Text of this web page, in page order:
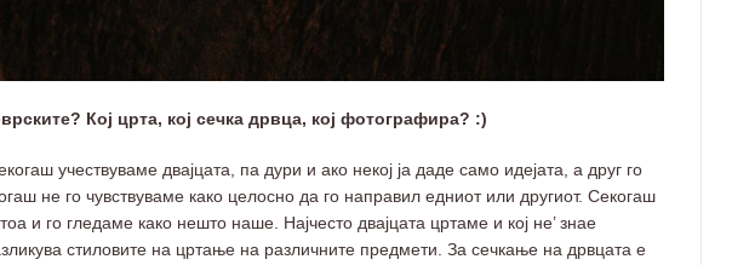
Кој црта, кој сечка дрвца, кој фотографира? :)
учествуваме двајцата, па дури и ако некој ја даде само идејата, а друг го
не го чувствуваме како целосно да го направил едниот или другиот. Секогаш
и го гледаме како нешто наше. Најчесто двајцата цртаме и кој не’ знае
стиловите на цртање на различните предмети. За сечкање на дрвцата е